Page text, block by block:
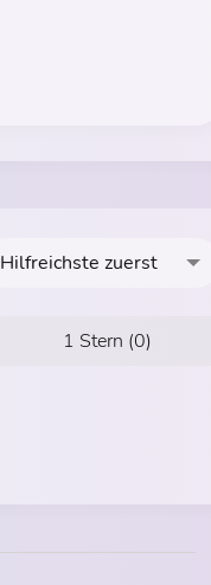
Hilfreichste zuerst
1 Stern (0)